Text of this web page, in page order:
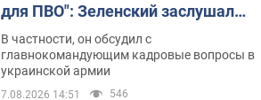
для ПВО": Зеленский заслушал
доклад Драпатого и объявил о
новых мерах
В частности, он обсудил с
главнокомандующим кадровые вопросы в
украинской армии
7.08.2026 14:51 546